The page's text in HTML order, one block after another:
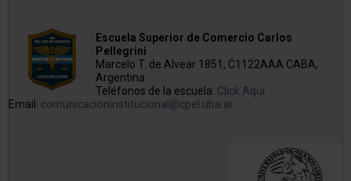
Escuela Superior de Comercio Carlos
Pellegrini
Marcelo T. de Alvear 1851, C1122AAA CABA,
Argentina
Teléfonos de la escuela: Click Aqui
Email: comunicacioninstitucional@cpel.uba.ar